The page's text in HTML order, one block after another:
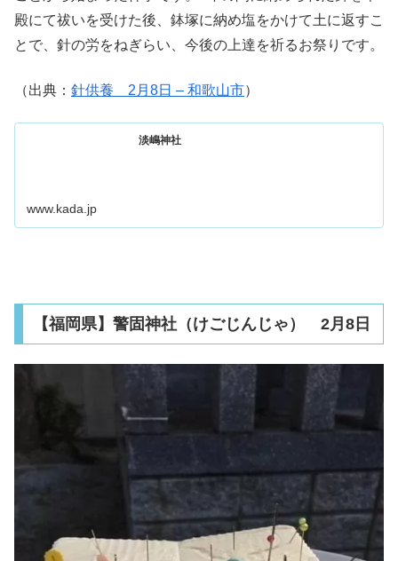
殿にて祓いを受けた後、鉢塚に納め塩をかけて土に返すこ
とで、針の労をねぎらい、今後の上達を祈るお祭りです。
（出典： 針供養 2月8日 – 和歌山市）
淡嶋神社
www.kada.jp
【福岡県】警固神社（けごじんじゃ） 2月8日